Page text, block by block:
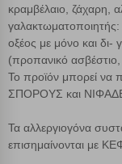
κραμβέλαιο, ζάχαρη,
γαλακτωματοποιητής:
οξέος με μόνο και δι-
(προπανικό ασβέστιο,
Το προϊόν μπορεί να
ΣΠΟΡΟΥΣ και
Τα αλλεργιογόνα
επισημαίνονται με